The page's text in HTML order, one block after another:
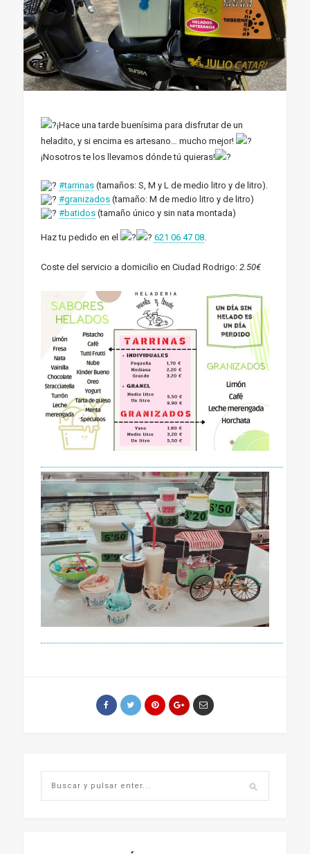
¡Hace una tarde buenísima para disfrutar de un
heladito, y si encima es artesano… mucho mejor!
¡Nosotros te los llevamos dónde tú quieras!
#tarrinas(tamaños: S, M y L de medio litro y de litro).
#granizados(tamaño: M de medio litro y de litro)
#batidos(tamaño único y sin nata montada)
Haz tu pedido en el 621 06 47 08.
Coste del servicio a domicilio en Ciudad Rodrigo: 2.50€